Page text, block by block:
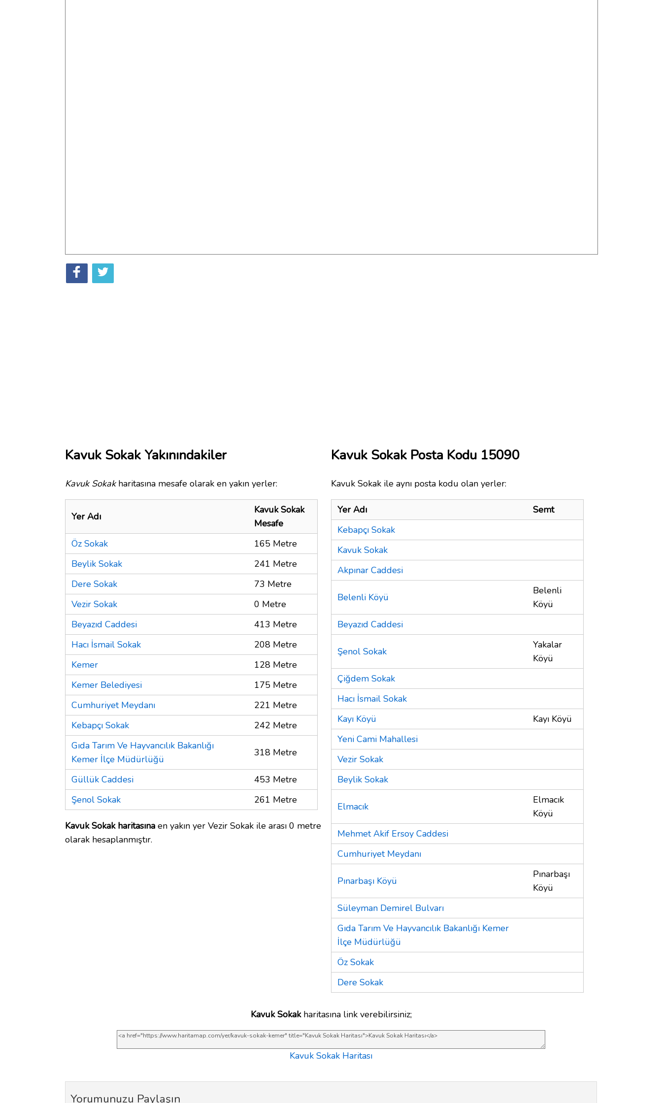
Kavuk Sokak Yakınındakiler
Kavuk Sokakharitasına mesafe olarak en yakın yerler:
Yer Adı
Kavuk Sokak
Mesafe
Öz Sokak
165 Metre
Beylik Sokak
241 Metre
Dere Sokak
73 Metre
Vezir Sokak
0 Metre
Beyazıd Caddesi
413 Metre
Hacı İsmail Sokak
208 Metre
Kemer
128 Metre
Kemer Belediyesi
175 Metre
Cumhuriyet Meydanı
221 Metre
Kebapçı Sokak
242 Metre
Gıda Tarım Ve Hayvancılık Bakanlığı
Kemer İlçe Müdürlüğü
318 Metre
Güllük Caddesi
453 Metre
Şenol Sokak
261 Metre
Kavuk Sokak haritasına en yakın yer Vezir Sokak ile arası 0 metre
olarak hesaplanmıştır.
Kavuk Sokak Posta Kodu 15090
Kavuk Sokak ile aynı posta kodu olan yerler:
Yer Adı
Semt
Kebapçı Sokak
Kavuk Sokak
Akpınar Caddesi
Belenli Köyü
Belenli
Köyü
Beyazıd Caddesi
Şenol Sokak
Yakalar
Köyü
Çiğdem Sokak
Hacı İsmail Sokak
Kayı Köyü
Kayı Köyü
Yeni Cami Mahallesi
Vezir Sokak
Beylik Sokak
Elmacık
Elmacık
Köyü
Mehmet Akif Ersoy Caddesi
Cumhuriyet Meydanı
Pınarbaşı Köyü
Pınarbaşı
Köyü
Süleyman Demirel Bulvarı
Gıda Tarım Ve Hayvancılık Bakanlığı Kemer
İlçe Müdürlüğü
Öz Sokak
Dere Sokak
Kavuk Sokakharitasına link verebilirsiniz;
Kavuk Sokak Haritası
Yorumunuzu Paylaşın